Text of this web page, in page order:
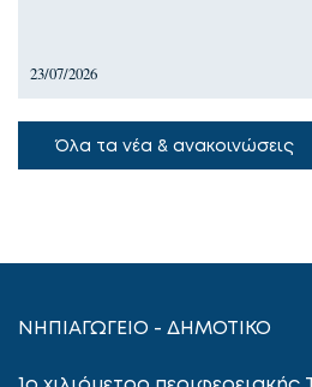
23/07/2026
Όλα τα νέα & ανακοινώσεις
ΝΗΠΙΑΓΩΓΕΙΟ - ΔΗΜΟΤΙΚΟ